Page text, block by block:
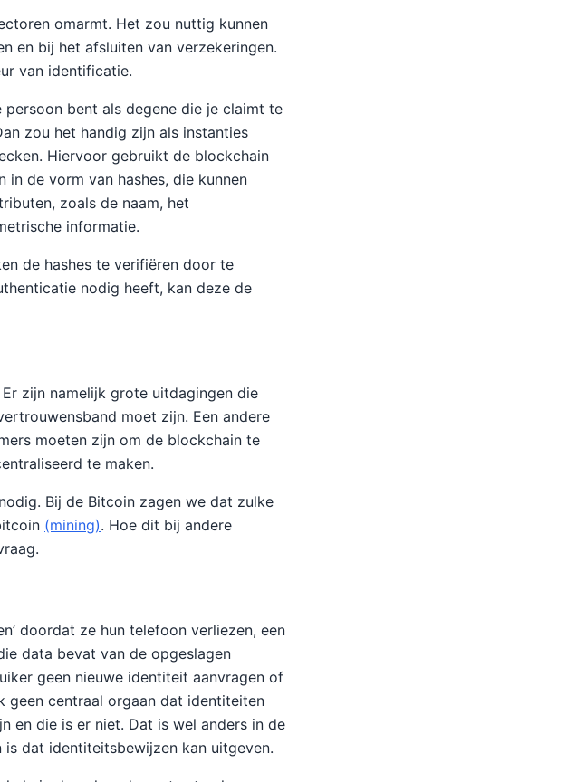
omarmt. Het zou nuttig kunnen
en bij het afsluiten van verzekeringen.
van identificatie.
bent als degene die je claimt te
zou het handig zijn als instanties
Hiervoor gebruikt de blockchain
de vorm van hashes, die kunnen
zoals de naam, het
informatie.
de hashes te verifiëren door te
nodig heeft, kan deze de
zijn namelijk grote uitdagingen die
moet zijn. Een andere
moeten zijn om de blockchain te
te maken.
Bij de Bitcoin zagen we dat zulke
(mining). Hoe dit bij andere
doordat ze hun telefoon verliezen, een
data bevat van de opgeslagen
geen nieuwe identiteit aanvragen of
geen centraal orgaan dat identiteiten
en die is er niet. Dat is wel anders in de
dat identiteitsbewijzen kan uitgeven.